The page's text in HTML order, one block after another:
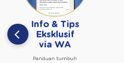
Info & Tips
Eksklusif
via WA
Panduan tumbuh